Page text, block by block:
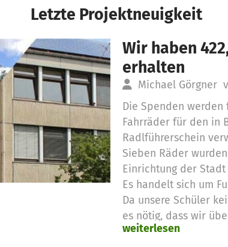
Letzte Projektneuigkeit
Wir haben
erhalten
Michael Görgner
Die Spenden
Fahrräder für den in
Radlführerschein
Sieben Räder
Einrichtung der
Es handelt sich um
Da unsere Schüler
es nötig, dass wir
in halber
weiterlesen